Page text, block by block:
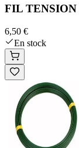
FIL
6,50 €
En stock